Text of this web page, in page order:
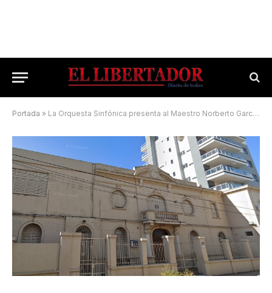
Portada » La Orquesta Sinfónica presenta al Maestro Norberto García en el Scholem Aleijem